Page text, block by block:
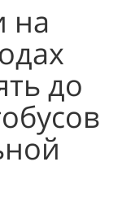
на
до